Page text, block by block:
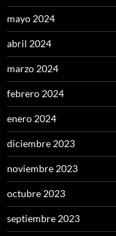
mayo 2024
abril 2024
marzo 2024
febrero 2024
enero 2024
diciembre 2023
noviembre 2023
octubre 2023
septiembre 2023